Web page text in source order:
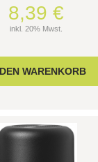
8,39 €
inkl. 20% Mwst.